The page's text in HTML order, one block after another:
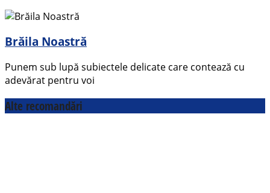
Brăila Noastră
Punem sub lupă subiectele delicate care contează cu
adevărat pentru voi
Alte recomandări